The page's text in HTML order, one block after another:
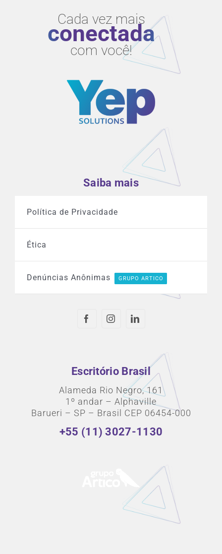
Cada vez mais
conectada
com você!
Saiba mais
Política de Privacidade
Ética
Denúncias Anônimas GRUPO ARTICO
Escritório Brasil
Alameda Rio Negro, 161
1º andar – Alphaville
Barueri – SP – Brasil CEP 06454-000
+55 (11) 3027-1130